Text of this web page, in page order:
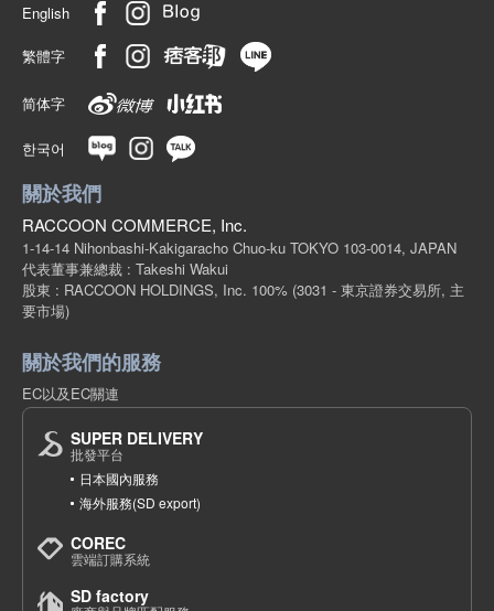
English
繁體字
简体字
한국어
關於我們
RACCOON COMMERCE, Inc.
1-14-14 Nihonbashi-Kakigaracho Chuo-ku TOKYO 103-0014, JAPAN
代表董事兼總裁 : Takeshi Wakui
股東 : RACCOON HOLDINGS, Inc. 100% (3031 - 東京證券交易所, 主
要市場)
關於我們的服務
EC以及EC關連
SUPER DELIVERY
批發平台
日本國內服務
海外服務(SD export)
COREC
雲端訂購系統
SD factory